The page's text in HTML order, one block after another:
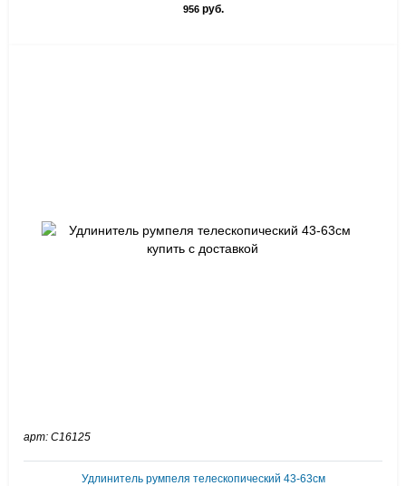
956руб.
арт: C16125
Удлинитель румпеля телескопический 43-63см